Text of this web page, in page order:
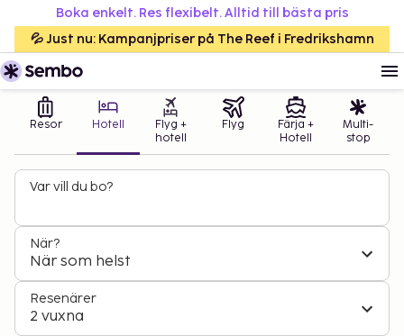
Boka enkelt. Res flexibelt. Alltid till bästa pris
💦 Just nu: Kampanjpriser på The Reef i Fredrikshamn
Resor Hotell
Flyg +
hotell
Flyg
Färja +
Hotell
Multi-
stop
Var vill du bo?
När?
När som helst
Resenärer
2 vuxna